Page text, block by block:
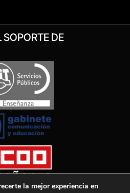
SOPORTE DE
la mejor experiencia en